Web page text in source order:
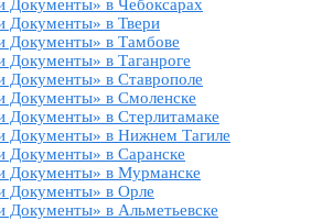
в Чебоксарах
в Твери
в Тамбове
в Таганроге
в Ставрополе
в Смоленске
в Стерлитамаке
в Нижнем Тагиле
в Саранске
в Мурманске
в Орле
в Альметьевске